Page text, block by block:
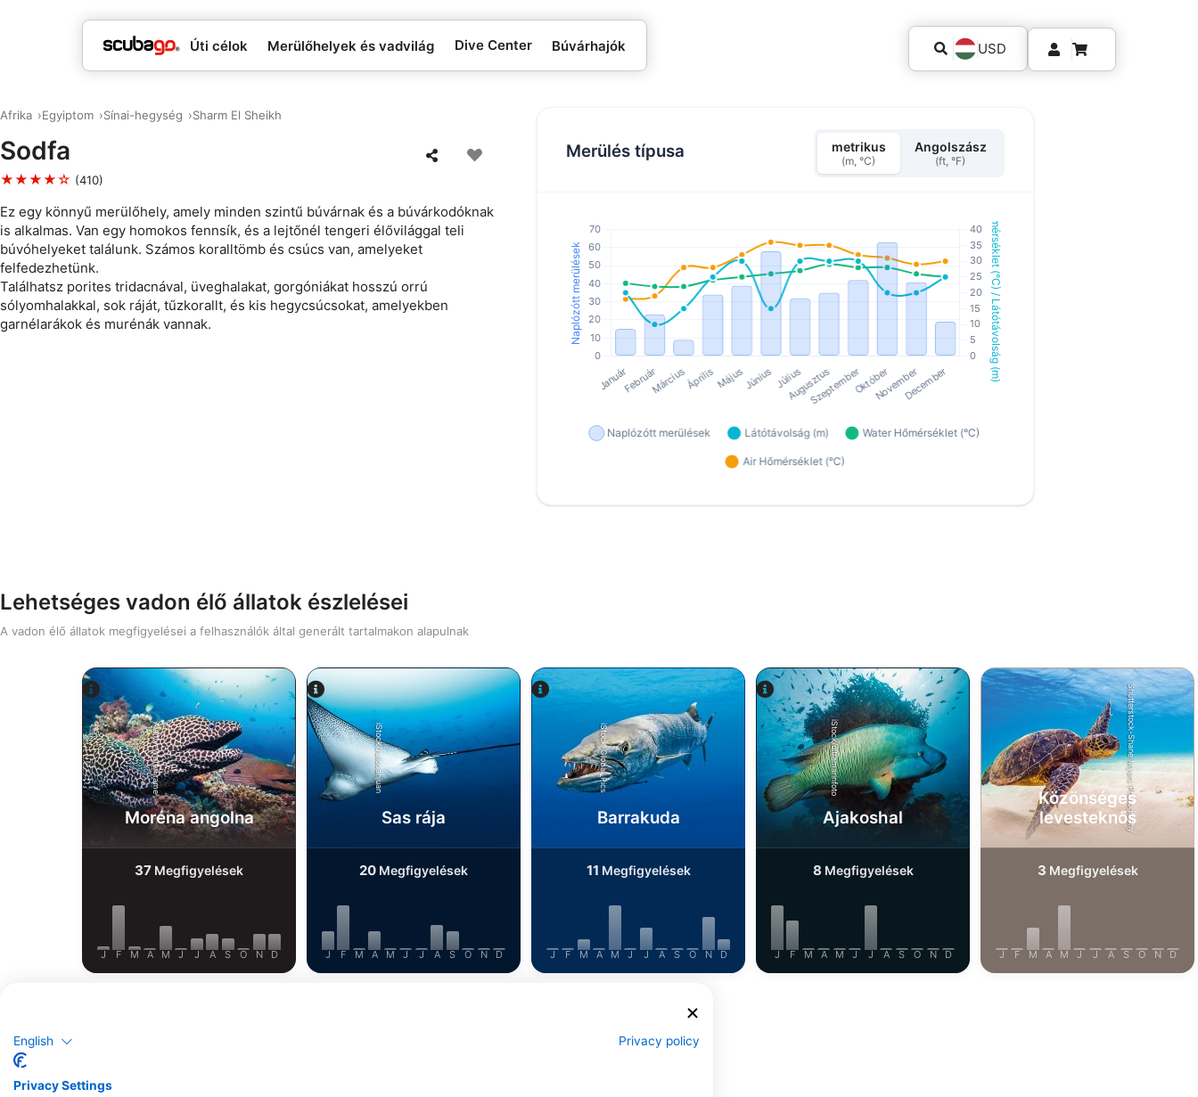
Úti célok Merülőhelyek és vadvilág Dive Center Búvárhajók USD
Afrika Egyiptom Sínai-hegység Sharm El Sheikh
Sodfa
★★★★☆ (410)
Ez egy könnyű merülőhely, amely minden szintű búvárnak és a búvárkodóknak
is alkalmas. Van egy homokos fennsík, és a lejtőnél tengeri élővilággal teli
búvóhelyeket találunk. Számos koralltömb és csúcs van, amelyeket
felfedezhetünk.
Találhatsz porites tridacnával, üveghalakat, gorgóniákat hosszú orrú
sólyomhalakkal, sok ráját, tűzkorallt, és kis hegycsúcsokat, amelyekben
garnélarákok és murénák vannak.
Merülés típusa metrikus
(m, °C)
Angolszász
(ft, °F)
Lehetséges vadon élő állatok észlelései
A vadon élő állatok megfigyelései a felhasználók által generált tartalmakon alapulnak
Alamy-WaterFrame
Moréna angolna
37 Megfigyelések
J F M A M J J A S O N D
iStock/Juliosanjuan
Sas rája
20 Megfigyelések
J F M A M J J A S O N D
iStock-Global_Pics
Barrakuda
11 Megfigyelések
J F M A M J J A S O N D
iStock/ultramarinfoto
Ajakoshal
8 Megfigyelések
J F M A M J J A S O N D
Shutterstock-Shane Myers Photography
Közönséges
levesteknős
3 Megfigyelések
J F M A M J J A S O N D
English Privacy policy
Privacy Settings